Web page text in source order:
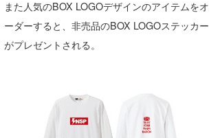
また人気のBOX LOGOデザインのアイテムをオ
ーダーすると、非売品のBOX LOGOステッカー
がプレゼントされる。